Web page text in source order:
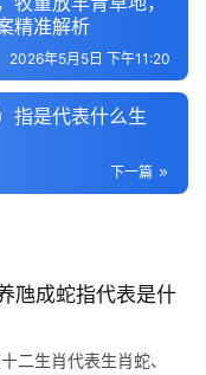
精准解析
2026年5月5日 下午11:20
指是代表什么生
下一篇
虺成蛇指代表是什
二生肖代表生肖蛇、